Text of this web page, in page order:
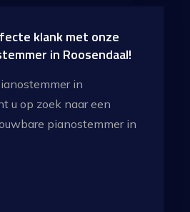
klank met onze
in Roosendaal!
in
u op zoek naar een
pianostemmer in